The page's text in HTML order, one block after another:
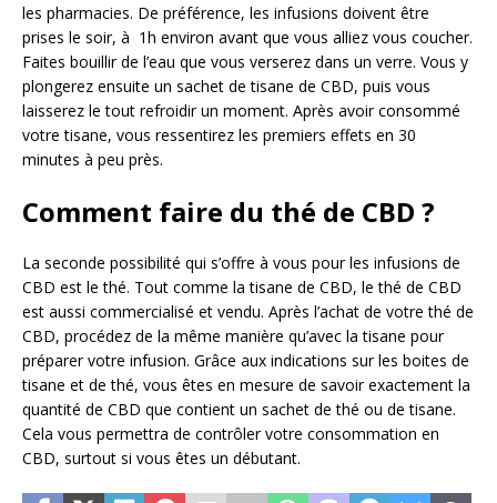
les pharmacies. De préférence, les infusions doivent être
prises le soir, à 1h environ avant que vous alliez vous coucher.
Faites bouillir de l’eau que vous verserez dans un verre. Vous y
plongerez ensuite un sachet de tisane de CBD, puis vous
laisserez le tout refroidir un moment. Après avoir consommé
votre tisane, vous ressentirez les premiers effets en 30
minutes à peu près.
Comment faire du thé de CBD ?
La seconde possibilité qui s’offre à vous pour les infusions de
CBD est le thé. Tout comme la tisane de CBD, le thé de CBD
est aussi commercialisé et vendu. Après l’achat de votre thé de
CBD, procédez de la même manière qu’avec la tisane pour
préparer votre infusion. Grâce aux indications sur les boites de
tisane et de thé, vous êtes en mesure de savoir exactement la
quantité de CBD que contient un sachet de thé ou de tisane.
Cela vous permettra de contrôler votre consommation en
CBD, surtout si vous êtes un débutant.